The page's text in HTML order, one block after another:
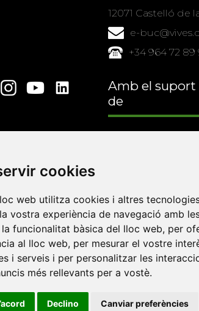
cookies
web utilitza cookies i altres
vostra experiència de navegació amb
funcionalitat bàsica del lloc web, per
al lloc web, per mesurar el vostre
i serveis i per personalitzar les
més rellevants per a vostè.
Declino Canviar preferències
12071 Castelló de
e-
+34 964 72 89
Amb el suport
de
Barcelona•Universitat de Barcelona
• Universitat Jaume I•Universitat de